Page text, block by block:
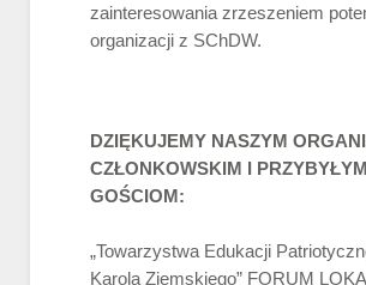
zainteresowania zrzeszeniem
organizacji z SChDW.
DZIĘKUJEMY NASZYM
CZŁONKOWSKIM I PRZYBYŁYM
GOŚCIOM:
„Towarzystwa Edukacji
Karola Ziemskiego” FORUM